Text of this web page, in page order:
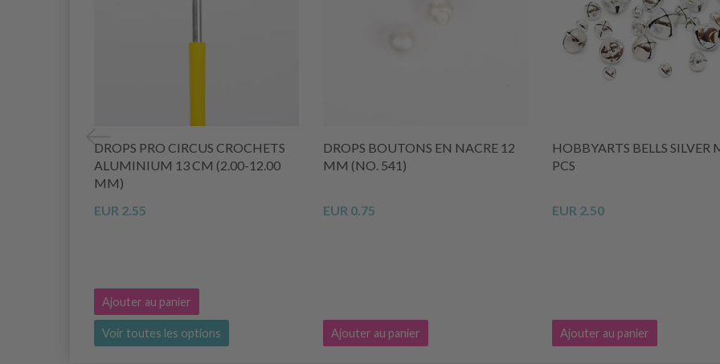
DROPS PRO CIRCUS CROCHETS
ALUMINIUM 13 CM (2.00-12.00
MM)
EUR 2.55
Ajouter au panier
Voir toutes les options
DROPS BOUTONS EN NACRE 12
MM (NO. 541)
EUR 0.75
Ajouter au panier
HOBBYARTS BELLS SILVER
PCS
EUR 2.50
Ajouter au panier